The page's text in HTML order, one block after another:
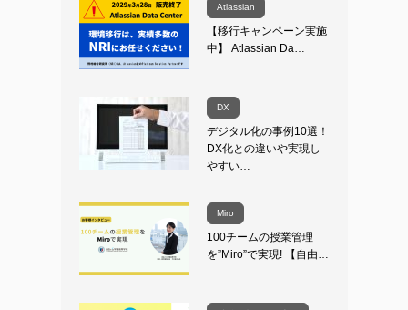
Atlassian
【移行キャンペーン実施
中】 Atlassian Da…
DX
デジタル化の事例10選！
DX化との違いや実現し
やすい…
Miro
100チームの授業管理
を”Miro”で実現! 【自由…